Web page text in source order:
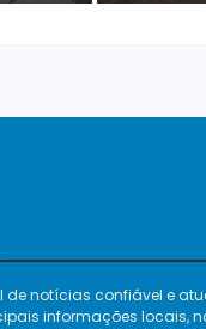
de notícias confiável e
informações locais,